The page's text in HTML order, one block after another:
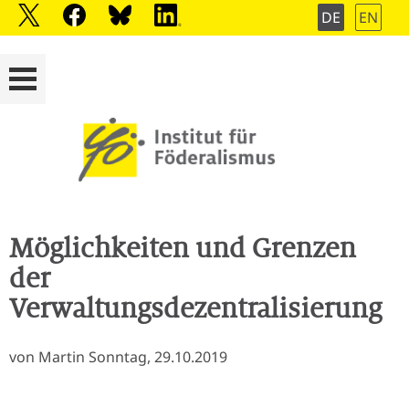
DE EN
Möglichkeiten und Grenzen
der
Verwaltungsdezentralisierung
von Martin Sonntag, 29.10.2019